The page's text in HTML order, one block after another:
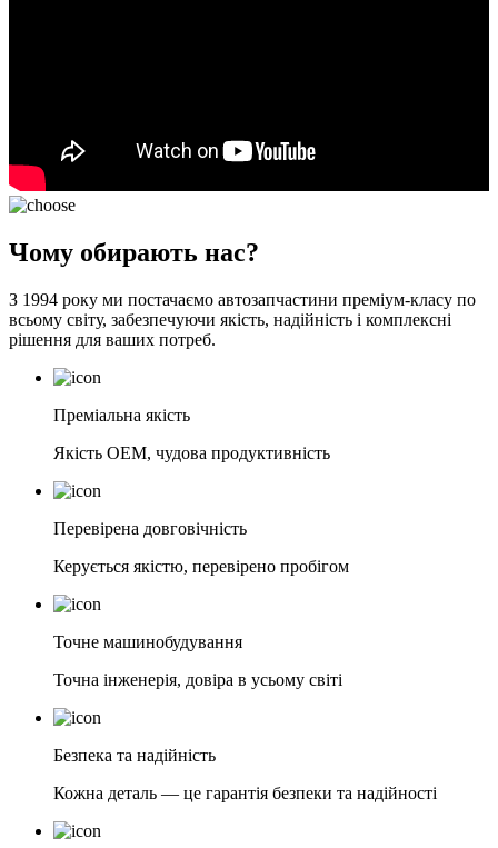
Чому обирають нас?
З 1994 року ми постачаємо автозапчастини преміум-класу по
всьому світу, забезпечуючи якість, надійність і комплексні
рішення для ваших потреб.
Преміальна якість
Якість OEM, чудова продуктивність
Перевірена довговічність
Керується якістю, перевірено пробігом
Точне машинобудування
Точна інженерія, довіра в усьому світі
Безпека та надійність
Кожна деталь — це гарантія безпеки та надійності